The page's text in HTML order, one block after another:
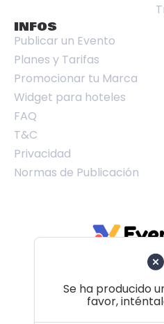
INFOS
Publicar un Evento
Planes y Tarifas
Promocionar tu Marca
Widget para hoteles
FAQ
T&C
Privacidad
Normas de Publicación
Se ha producido
favor,